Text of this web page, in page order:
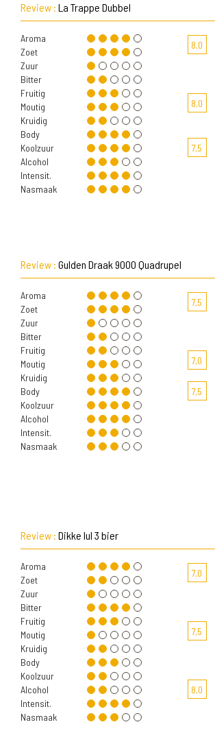
Review : La Trappe Dubbel
Aroma
Zoet
Zuur
Bitter
Fruitig
Moutig
Kruidig
Body
Koolzuur
Alcohol
Intensit.
Nasmaak
8,0
8,0
7,5
Review : Gulden Draak 9000 Quadrupel
Aroma
Zoet
Zuur
Bitter
Fruitig
Moutig
Kruidig
Body
Koolzuur
Alcohol
Intensit.
Nasmaak
7,5
7,0
7,5
Review : Dikke lul 3 bier
Aroma
Zoet
Zuur
Bitter
Fruitig
Moutig
Kruidig
Body
Koolzuur
Alcohol
Intensit.
Nasmaak
7,0
7,5
8,0